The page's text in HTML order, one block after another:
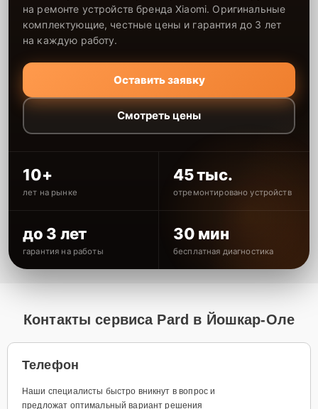
на ремонте устройств бренда Xiaomi. Оригинальные
комплектующие, честные цены и гарантия до 3 лет
на каждую работу.
Оставить заявку
Смотреть цены
10+
лет на рынке
45 тыс.
отремонтировано устройств
до 3 лет
гарантия на работы
30 мин
бесплатная диагностика
Контакты сервиса Pard в Йошкар-Оле
Телефон
Наши специалисты быстро вникнут в вопрос и
предложат оптимальный вариант решения